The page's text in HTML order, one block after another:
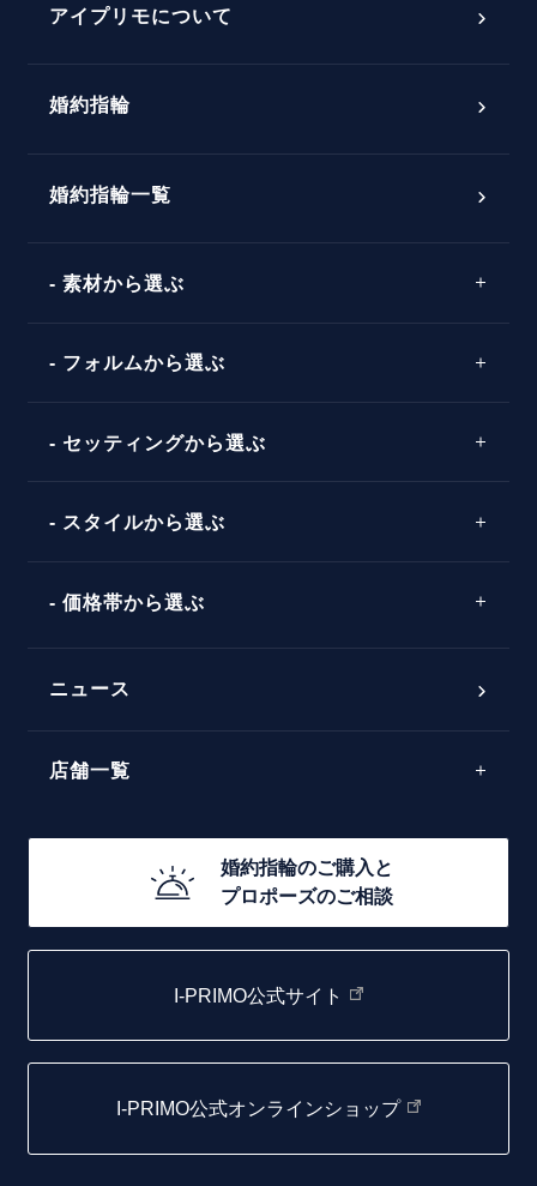
プロポーズアイテム
パーフェクトプロポーズリング
婚約指輪マッチング診断
ダイヤモンドの品質とは？
タイミング
言葉
アイプリモについて
婚約指輪
婚約指輪一覧
素材から選ぶ
プラチナ
コンビネーション
フォルムから選ぶ
ストレートライン
セッティングから選ぶ
ソリテール
ラインメレ
スタイルから選ぶ
シンプル
モード
エレガント
価格帯から選ぶ
30万円台～
20万円台～
10万円台～
ニュース
店舗一覧
函館店
取扱店)エヴァンスブライダル 旭川本店
仙台店
青森店
弘前パークホテル店
婚約指輪のご購入と
プロポーズのご相談
I-PRIMO公式サイト
I-PRIMO公式オンラインショップ